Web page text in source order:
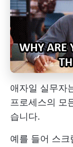
애자일 실무자
프로세스의 모
습니다.
예를 들어 스